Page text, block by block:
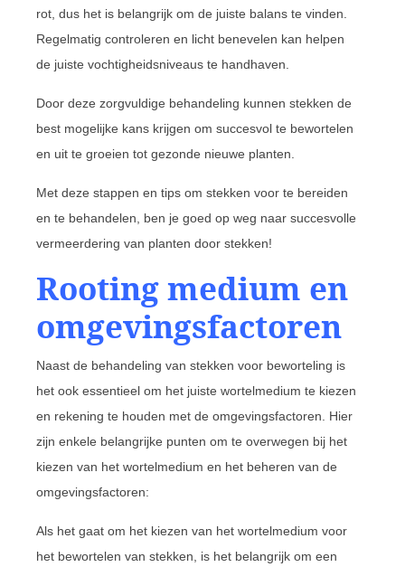
rot, dus het is belangrijk om de juiste balans te vinden.
Regelmatig controleren en licht benevelen kan helpen
de juiste vochtigheidsniveaus te handhaven.
Door deze zorgvuldige behandeling kunnen stekken de
best mogelijke kans krijgen om succesvol te bewortelen
en uit te groeien tot gezonde nieuwe planten.
Met deze stappen en tips om stekken voor te bereiden
en te behandelen, ben je goed op weg naar succesvolle
vermeerdering van planten door stekken!
Rooting medium en
omgevingsfactoren
Naast de behandeling van stekken voor beworteling is
het ook essentieel om het juiste wortelmedium te kiezen
en rekening te houden met de omgevingsfactoren. Hier
zijn enkele belangrijke punten om te overwegen bij het
kiezen van het wortelmedium en het beheren van de
omgevingsfactoren:
Als het gaat om het kiezen van het wortelmedium voor
het bewortelen van stekken, is het belangrijk om een